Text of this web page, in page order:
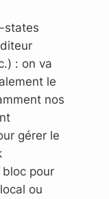
states
: on va
le
nos
gérer le
pour
ou